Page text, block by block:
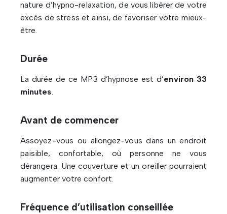
nature d’hypno-relaxation, de vous libérer de votre
excès de stress et ainsi, de favoriser votre mieux-
être.
Durée
La durée de ce MP3 d’hypnose est d’environ 33
minutes.
Avant de commencer
Assoyez-vous ou allongez-vous dans un endroit
paisible, confortable, où personne ne vous
dérangera. Une couverture et un oreiller pourraient
augmenter votre confort.
Fréquence d’utilisation conseillée